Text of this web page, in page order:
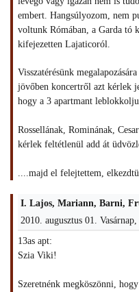
embert. Hangsúlyozom, nem
voltunk Rómában, a Garda tó
kifejezetten Lajaticoról.
Visszatérésünk
jövőben koncertről azt kérlek
hogy a 3 apartmant
Rossellának, Rominának,
kérlek feltétlenül add át
....majd el felejtettem,
I. Lajos, Mariann, Barni,
2010. augusztus 01.
13as apt:
Szia Viki!
Szeretnénk megköszönni,